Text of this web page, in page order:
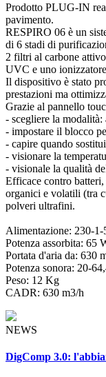
Prodotto PLUG-IN
pavimento.
RESPIRO 06 è un
di 6 stadi di
2 filtri al carbone
UVC e uno
Il dispositivo è stato
prestazioni ma
Grazie al pannello
- scegliere la modalità:
- impostare il blocco
- capire quando
- visionare la
- visionale la qualità
Efficace contro
organici e volatili (tra
polveri ultrafini.
Alimentazione: 230-
Potenza assorbita: 65
Portata d'aria da: 630
Potenza sonora: 20-
Peso: 12 Kg
CADR: 630 m3/h
NEWS
DigComp 3.0: